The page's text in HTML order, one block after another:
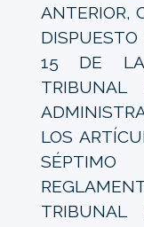
ANTERIOR,
15 DE LA
TRIBUNAL
LOS
TRIBUNAL